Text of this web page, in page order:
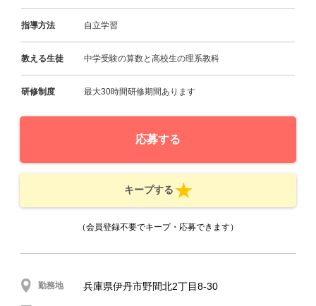
指導方法 自立学習
教える生徒 中学受験の算数と高校生の理系教科
研修制度 最大30時間研修期間あります
応募する
キープする
（会員登録不要でキープ・応募できます）
勤務地 兵庫県伊丹市野間北2丁目8-30